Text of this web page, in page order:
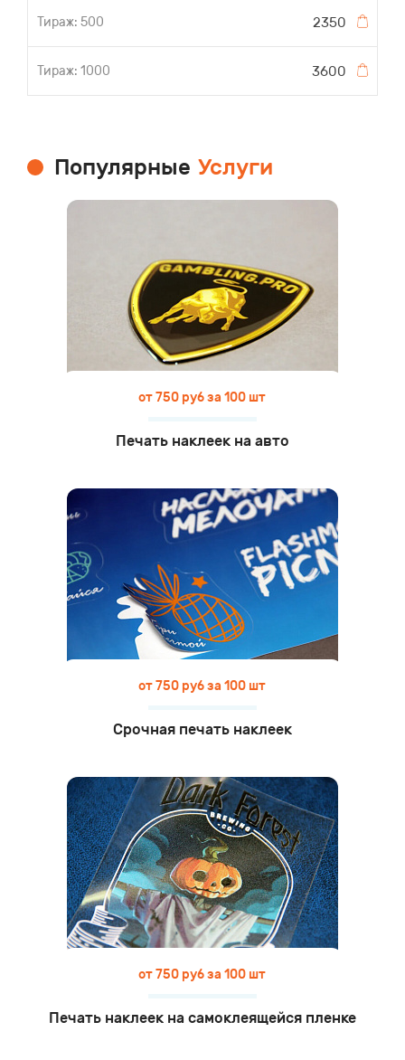
2350
3600
Популярные Услуги
от 750 руб за 100 шт
Печать наклеек на авто
от 750 руб за 100 шт
Срочная печать наклеек
от 750 руб за 100 шт
Печать наклеек на самоклеящейся пленке